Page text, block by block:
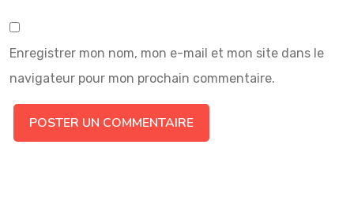
Enregistrer mon nom, mon e-mail et mon site dans le
navigateur pour mon prochain commentaire.